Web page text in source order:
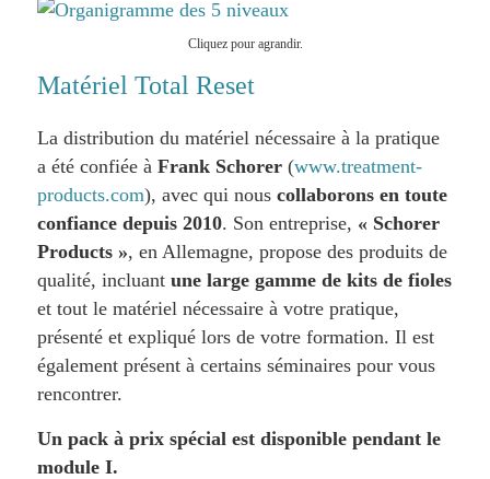
Cliquez pour agrandir.
Matériel Total Reset
La distribution du matériel nécessaire à la pratique
a été confiée à Frank Schorer(www.treatment-
products.com), avec qui nous collaborons en toute
confiance depuis 2010. Son entreprise, « Schorer
Products », en Allemagne, propose des produits de
qualité, incluant une large gamme de kits de fioles
et tout le matériel nécessaire à votre pratique,
présenté et expliqué lors de votre formation. Il est
également présent à certains séminaires pour vous
rencontrer.
Un pack à prix spécial est disponible pendant le
module I.